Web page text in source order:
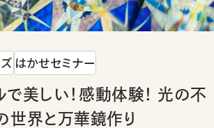
はかせセミナー
美しい！感動体験！ 光の不
世界と万華鏡作り